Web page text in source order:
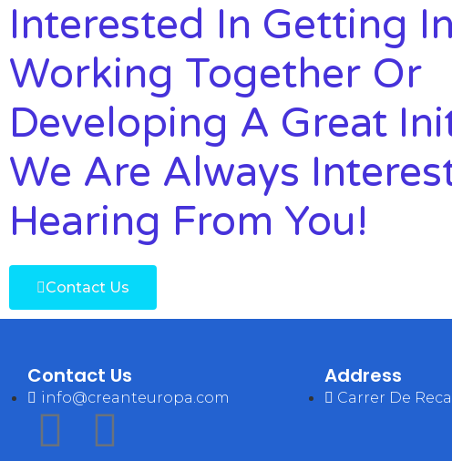
Interested In Getting
Working Together Or
Developing A Great
We Are Always
Hearing From You!
Contact Us
Contact Us
info@creanteuropa.com
Address
Carrer De